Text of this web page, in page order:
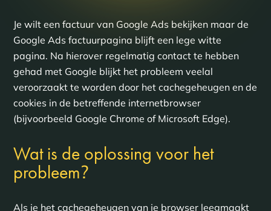
Je wilt een factuur van Google Ads bekijken maar de
Google Ads factuurpagina blijft een lege witte
pagina. Na hierover regelmatig contact te hebben
gehad met Google blijkt het probleem veelal
veroorzaakt te worden door het cachegeheugen en de
cookies in de betreffende internetbrowser
(bijvoorbeeld Google Chrome of Microsoft Edge).
Wat is de oplossing voor het
probleem?
Als je het cachegeheugen van je browser leegmaakt